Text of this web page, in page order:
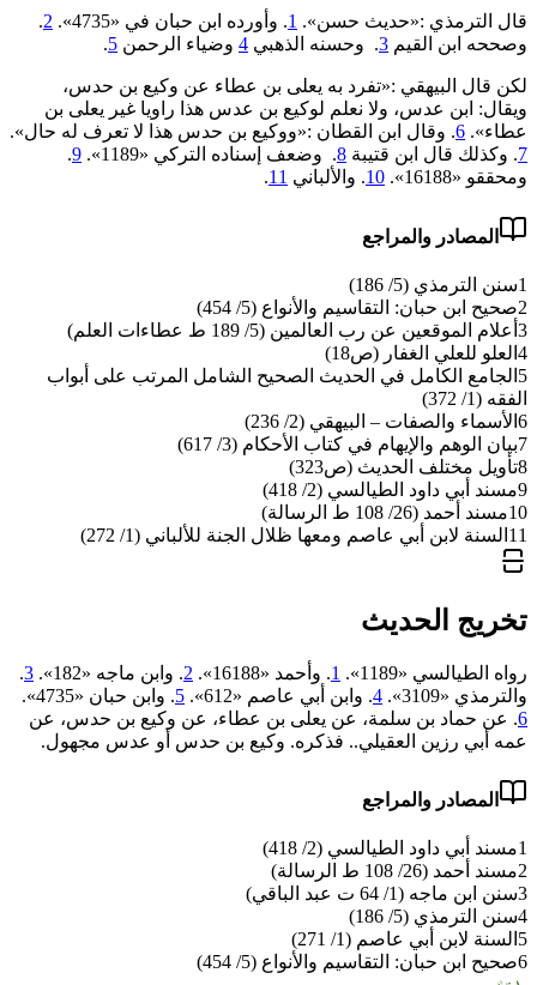
قال الترمذي :«حديث حسن». 1. وأورده ابن حبان في «4735». 2
.
وصححه ابن القيم 3. وحسنه الذهبي 4 وضياء الرحمن 5
.
لكن قال البيهقي :«‌تفرد ‌به ‌يعلى ‌بن ‌عطاء ‌عن ‌وكيع ‌بن ‌حدس،
ويقال: ابن عدس، ولا نعلم لوكيع بن عدس هذا راويا غير يعلى بن
عطاء». 6. وقال ابن القطان :«ووكيع بن حدس هذا لا تعرف له حال».
7. وكذلك قال ابن قتيبة 8. وضعف إسناده التركي «1189». 9
.
ومحققو «16188».
10. والألباني 11
.
المصادر والمراجع
1سنن الترمذي (5/ 186)
2صحيح ابن حبان: التقاسيم والأنواع (5/ 454)
3 أعلام الموقعين عن رب العالمين (5/ 189 ط عطاءات العلم)
4 العلو للعلي الغفار (ص18)
5 الجامع الكامل في الحديث الصحيح الشامل المرتب على أبواب
الفقه (1/ 372)
6 الأسماء والصفات – البيهقي (2/ 236)
7بيان الوهم والإيهام في كتاب الأحكام (3/ 617)
8تأويل مختلف الحديث (ص323)
9مسند أبي داود الطيالسي (2/ 418)
10مسند أحمد (26/ 108 ط الرسالة)
11 السنة لابن أبي عاصم ومعها ظلال الجنة للألباني (1/ 272)
تخريج الحديث
رواه الطيالسي «1189». 1. وأحمد «16188». 2. وابن ماجه «182». 3
.
والترمذي «3109».
4. وابن أبي عاصم «612». 5. وابن حبان «4735».
6. عن حماد بن سلمة، عن يعلى بن عطاء، عن وكيع بن حدس، عن
عمه أبي رزين العقيلي.. فذكره. وكيع بن حدس أو عدس مجهول.
المصادر والمراجع
1مسند أبي داود الطيالسي (2/ 418)
2مسند أحمد (26/ 108 ط الرسالة)
3سنن ابن ماجه (1/ 64 ت عبد الباقي)
4سنن الترمذي (5/ 186)
5 السنة لابن أبي عاصم (1/ 271)
6صحيح ابن حبان: التقاسيم والأنواع (5/ 454)